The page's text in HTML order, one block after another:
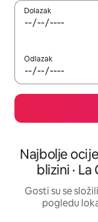
Dolazak
Odlazak
Najbolje
blizini ·
Gosti su se
pogledu